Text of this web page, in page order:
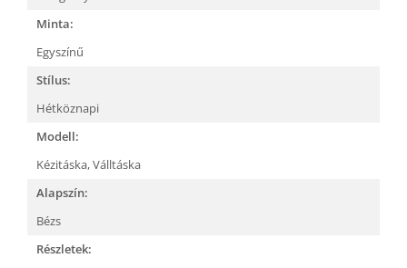
Minta:
Egyszínű
Stílus:
Hétköznapi
Modell:
Kézitáska,Válltáska
Alapszín:
Bézs
Részletek: